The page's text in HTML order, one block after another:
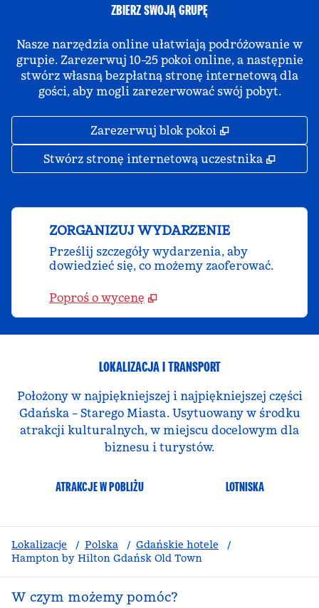
ZBIERZ SWOJĄ GRUPĘ
Nasze narzędzia online ułatwiają podróżowanie w
grupie. Zarezerwuj 10–25 pokoi online, a następnie
stwórz własną bezpłatną stronę internetową dla
gości, aby mogli zarezerwować swój pobyt.
Zarezerwuj blok pokoi ,
Stwórz stronę internetową uczestnika ,
ZORGANIZUJ WYDARZENIE
Prześlij szczegóły wydarzenia, aby
dowiedzieć się, co możemy zaoferować.
Poproś o wycenę
LOKALIZACJA I TRANSPORT
Położony w najpiękniejszej i najpiękniejszej części
Gdańska – Starego Miasta. Usytuowany w środku
atrakcji kulturalnych, w miejscu docelowym dla
biznesu i turystów.
ATRAKCJE W POBLIŻU LOTNISKA
Lokalizacje / Polska / Gdańskie hotele
/
Hampton by Hilton Gdańsk Old Town
W czym możemy pomóc?